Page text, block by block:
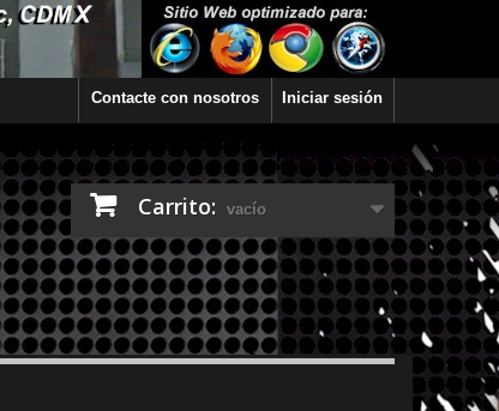
Iniciar sesión
Contacte con nosotros
Carrito: vacío